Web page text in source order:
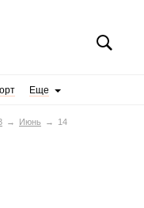
Еще
Июнь 14